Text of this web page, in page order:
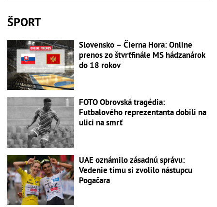
ŠPORT
Slovensko – Čierna Hora: Online
prenos zo štvrťfinále MS hádzanárok
do 18 rokov
FOTO Obrovská tragédia:
Futbalového reprezentanta dobili na
ulici na smrť
UAE oznámilo zásadnú správu:
Vedenie tímu si zvolilo nástupcu
Pogačara